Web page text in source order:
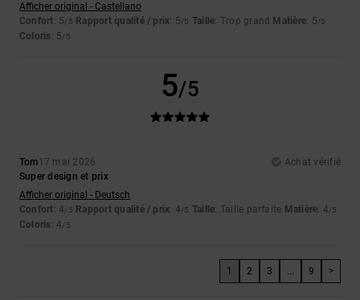
Afficher original - Castellano
Confort: 5/5 Rapport qualité / prix: 5/5 Taille: Trop grand Matière: 5/5
Coloris: 5/5
5/5
Tom17 mai 2026
Achat vérifié
Super design et prix
Afficher original - Deutsch
Confort: 4/5 Rapport qualité / prix: 4/5 Taille: Taille parfaite Matière: 4/5
Coloris: 4/5
1 2 3 ... 9 >